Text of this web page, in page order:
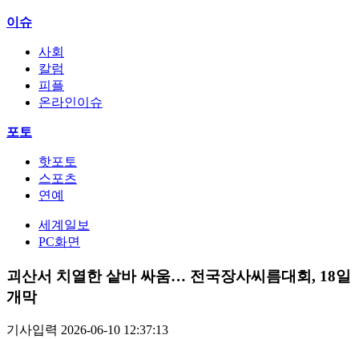
이슈
사회
칼럼
피플
온라인이슈
포토
핫포토
스포츠
연예
세계일보
PC화면
괴산서 치열한 샅바 싸움… 전국장사씨름대회, 18일
개막
기사입력 2026-06-10 12:37:13